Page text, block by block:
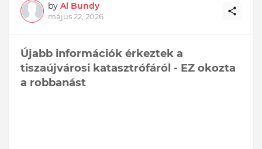
by Al Bundy
május 22, 2026
Újabb információk érkeztek a
tiszaújvárosi katasztrófáról - EZ okozta
a robbanást